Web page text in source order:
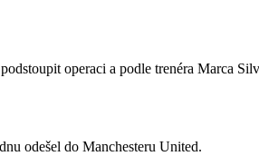
operaci a podle trenéra Marca
odešel do Manchesteru United.